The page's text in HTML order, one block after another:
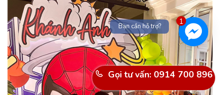
Gọi tư vấn: 0914 700 896
1
Bạn cần hỗ trợ?